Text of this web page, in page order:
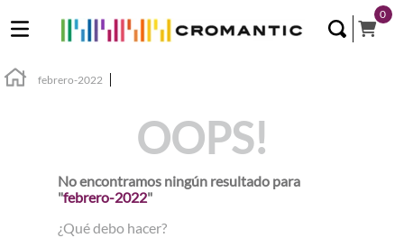
0
febrero-2022
OOPS!
No encontramos ningún resultado para
"febrero-2022"
¿Qué debo hacer?